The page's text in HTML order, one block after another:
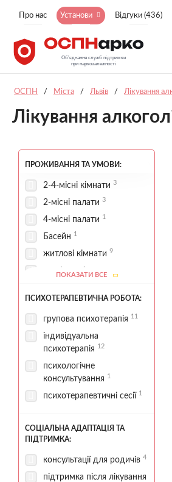
Про нас Установи Відгуки (436)
ОСПН / Міста / Львів / Лікування
Лікування
ПРОЖИВАННЯ ТА УМОВИ:
2-4-місні кімнати 3
2-місні палати 3
4-місні палати 1
Басейн 1
житлові кімнати 9
комфортні умови
палати стаціонару10
спортивні зони
стаціонар
терапевтичні зони
територія для прогулянок
4
ПОКАЗАТИ ВСЕ
ПСИХОТЕРАПЕВТИЧНА РОБОТА:
групова психотерапія 11
індивідуальна
психотерапія 12
психологічне
консультування 1
психотерапевтичні сесії 1
СОЦІАЛЬНА АДАПТАЦІЯ ТА
ПІДТРИМКА:
консультації для родичів 4
підтримка після лікування